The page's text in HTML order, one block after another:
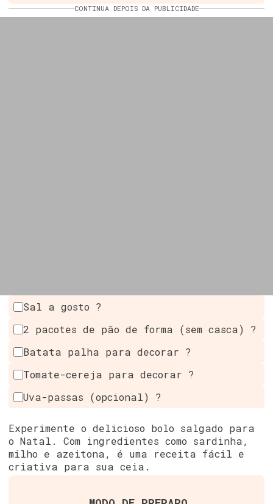
CONTINUA DEPOIS DA PUBLICIDADE
Sal a gosto ?
2 pacotes de pão de forma (sem casca) ?
Batata palha para decorar ?
Tomate-cereja para decorar ?
Uva-passas (opcional) ?
Experimente o delicioso bolo salgado para
o Natal. Com ingredientes como sardinha,
milho e azeitona, é uma receita fácil e
criativa para sua ceia.